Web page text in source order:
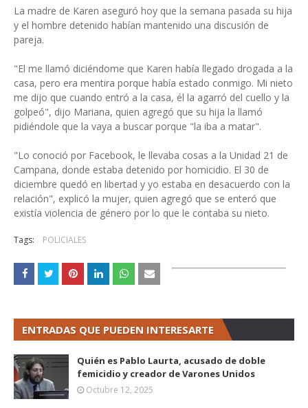
La madre de Karen aseguró hoy que la semana pasada su hija
y el hombre detenido habían mantenido una discusión de
pareja.
"El me llamó diciéndome que Karen había llegado drogada a la
casa, pero era mentira porque había estado conmigo. Mi nieto
me dijo que cuando entró a la casa, él la agarró del cuello y la
golpeó", dijo Mariana, quien agregó que su hija la llamó
pidiéndole que la vaya a buscar porque "la iba a matar".
"Lo conoció por Facebook, le llevaba cosas a la Unidad 21 de
Campana, donde estaba detenido por homicidio. El 30 de
diciembre quedó en libertad y yo estaba en desacuerdo con la
relación", explicó la mujer, quien agregó que se enteró que
existía violencia de género por lo que le contaba su nieto.
Tags: POLICIALES
ENTRADAS QUE PUEDEN INTERESARTE
Quién es Pablo Laurta, acusado de doble
femicidio y creador de Varones Unidos
Octubre 12, 2025